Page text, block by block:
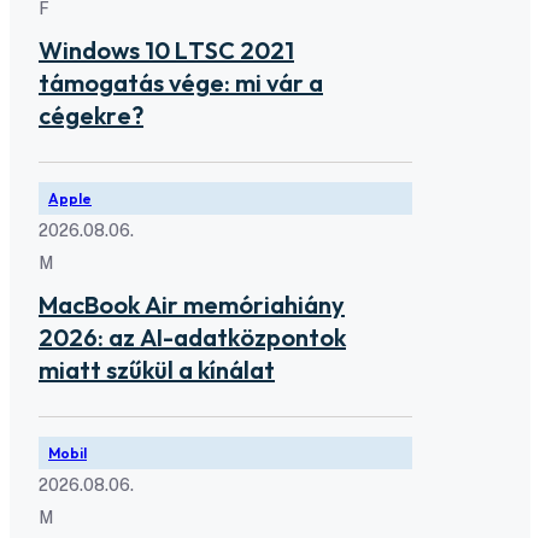
F
Windows 10 LTSC 2021
támogatás vége: mi vár a
cégekre?
Apple
2026.08.06.
M
MacBook Air memóriahiány
2026: az AI-adatközpontok
miatt szűkül a kínálat
Mobil
2026.08.06.
M